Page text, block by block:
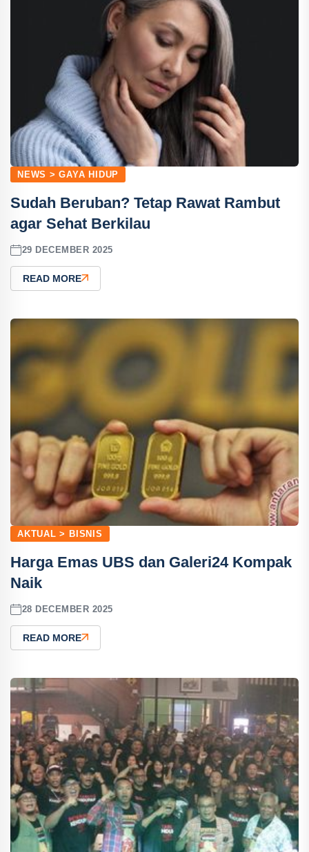
NEWS > GAYA HIDUP
Sudah Beruban? Tetap Rawat Rambut
agar Sehat Berkilau
29 DECEMBER 2025
READ MORE
AKTUAL > BISNIS
Harga Emas UBS dan Galeri24 Kompak
Naik
28 DECEMBER 2025
READ MORE